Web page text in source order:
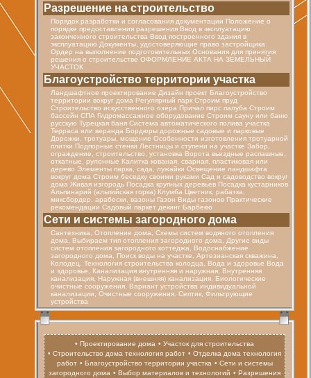
Разрешение на строительство
Порядок разработки и согласования документации Положение о
порядке предоставления разрешения Ввод в эксплуатацию
законченного строительства Ввод построенного здания в
эксплуатацию Документы, удостоверяющие право застройщика
Ордер на выполнение подготовительных Основания для принятия
решения о строительстве ОФОРМЛЕНИЕ АКТА НА ЗЕМЕЛЬНЫЙ
УЧАСТОК
Благоустройство территории участка
Ландшафтное проектирование Дизайн проект Благоустройство
территории вокруг дома Регулярный парк Строим пруд
Строительство искусственного озера Причал пирс палуба Строим
бассейн СПА Гидромассажное оборудование Строим сауну или баню
русскую Турецкая баня Cистема автоматического полива участка
Терраса или веранда Бордюры дорожные садовые и парковые
Дорожки, тротуары, мощение Особенности изготовления тротуарной
плитки Подпорные стенки Лестницы и ступени на участке Забор,
ограждение, строительство, установка Ворота вьездные распашные,
откатные, рулонные Калитка кованая, сварная, пластиковая или
дерево Элементы парка, сада, лужайки Освещение ландшафта
вокруг дома Строим беседку своими руками Сад и садоводство вокруг
дома Живая изгородь Посадка крупных деревьев Посадка кустарников
Альпинарий (альпийская горка) Клумба Цветник, рабатка,
миксбордер, арабески, вазоны Газон Виды газонов Практические
рекомендации Садовый паркет декинг Барбекю
Cети и системы загородного дома
Сантехника, Отопление дома, Схемы систем водяного отопления
дома, Выбираем тип отопления загородного дома, Другие виды
систем отопления загородного коттеджа, Водоснабжение
загородного дома, Поиск воды на участке, Артезианская скважина,
Колодец. Технология строительства колодца, Вода и здоровье Вода
и здоровье, Канализация внутренняя и наружная, Внутренняя
канализация, Наружная (внешняя) канализация, Биологические
очистные сооружения, Вариант устройства индивидуальной
канализации, Очистные сооружения. Септик, Фильтрующие
устройства
• Проектирование дома • Участок для строительства
• Строительство дома технология работ • Отделка дома технология
работ • Благоустройство территории участка • Сети и системы
загородного дома • Выбор материалов и технологий • Разрешения